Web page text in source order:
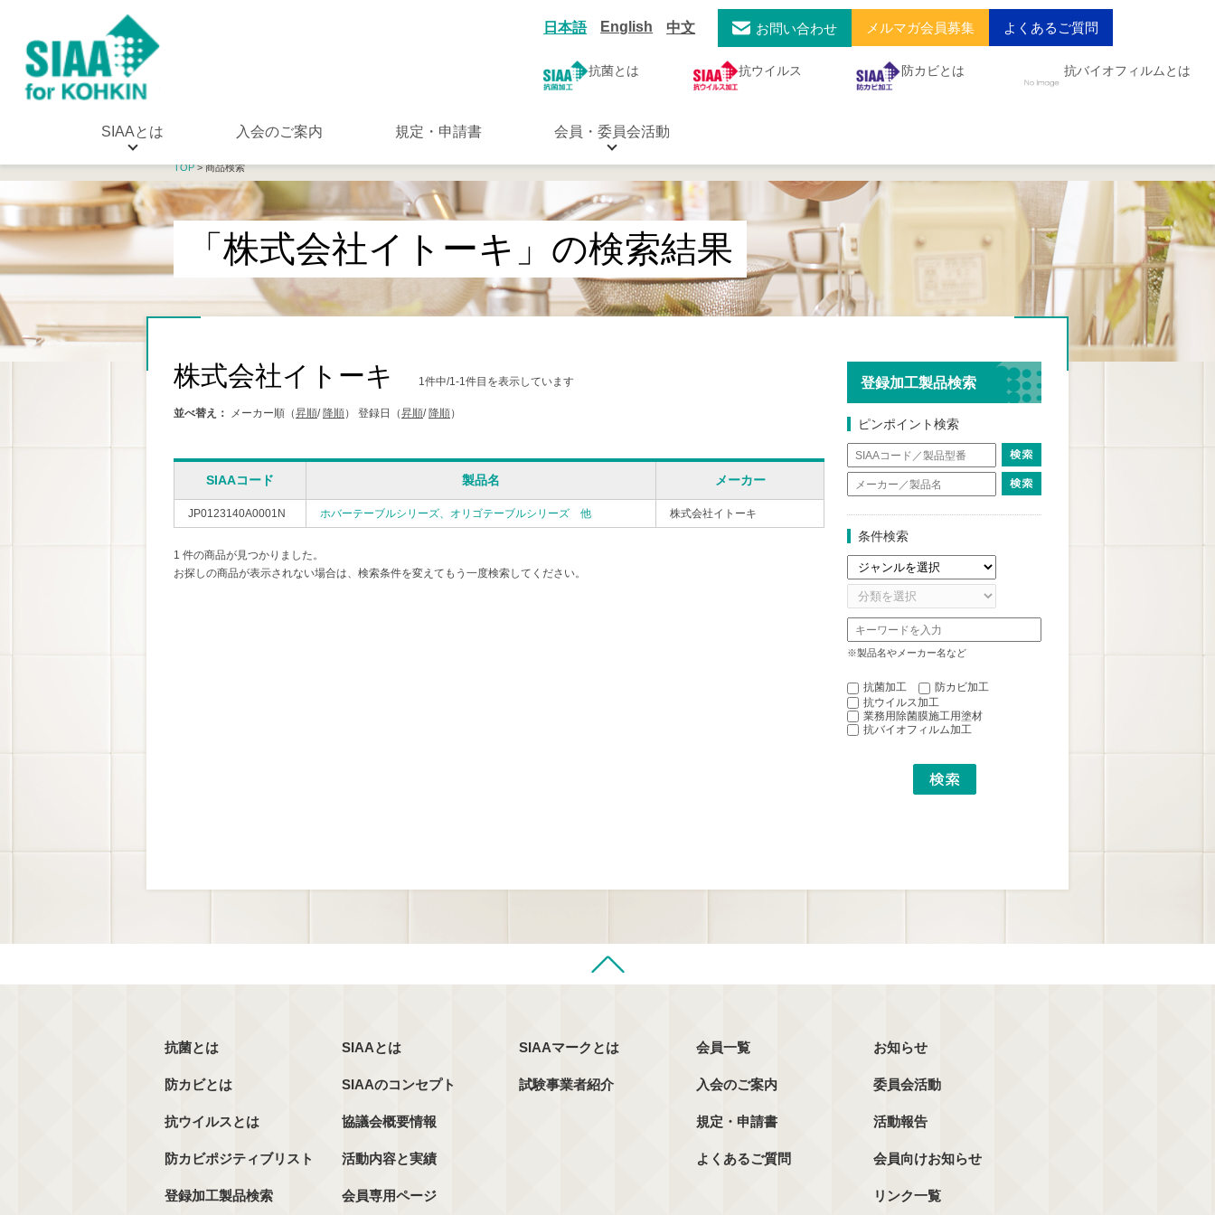
日本語 English 中文 お問い合わせ メルマガ会員募集 よくあるご質問
抗菌とは 抗ウイルス 防カビとは 抗バイオフィルムとは
SIAAとは 入会のご案内 規定・申請書 会員・委員会活動
TOP> 商品検索
「株式会社イトーキ」の検索結果
株式会社イトーキ 1件中/1-1件目を表示しています
並べ替え： メーカー順（昇順/ 降順） 登録日（昇順/ 降順）
SIAAコード 製品名 メーカー
JP0123140A0001N ホバーテーブルシリーズ、オリゴテーブルシリーズ 他 株式会社イトーキ
1 件の商品が見つかりました。
お探しの商品が表示されない場合は、検索条件を変えてもう一度検索してください。
登録加工製品検索
ピンポイント検索
条件検索
※製品名やメーカー名など
抗菌加工
防カビ加工
抗ウイルス加工
業務用除菌膜施工用塗材
抗バイオフィルム加工
抗菌とは
防カビとは
抗ウイルスとは
防カビポジティブリスト
登録加工製品検索
SIAAとは
SIAAのコンセプト
協議会概要情報
活動内容と実績
会員専用ページ
SIAAマークとは
試験事業者紹介
会員一覧
入会のご案内
規定・申請書
よくあるご質問
お知らせ
委員会活動
活動報告
会員向けお知らせ
リンク一覧